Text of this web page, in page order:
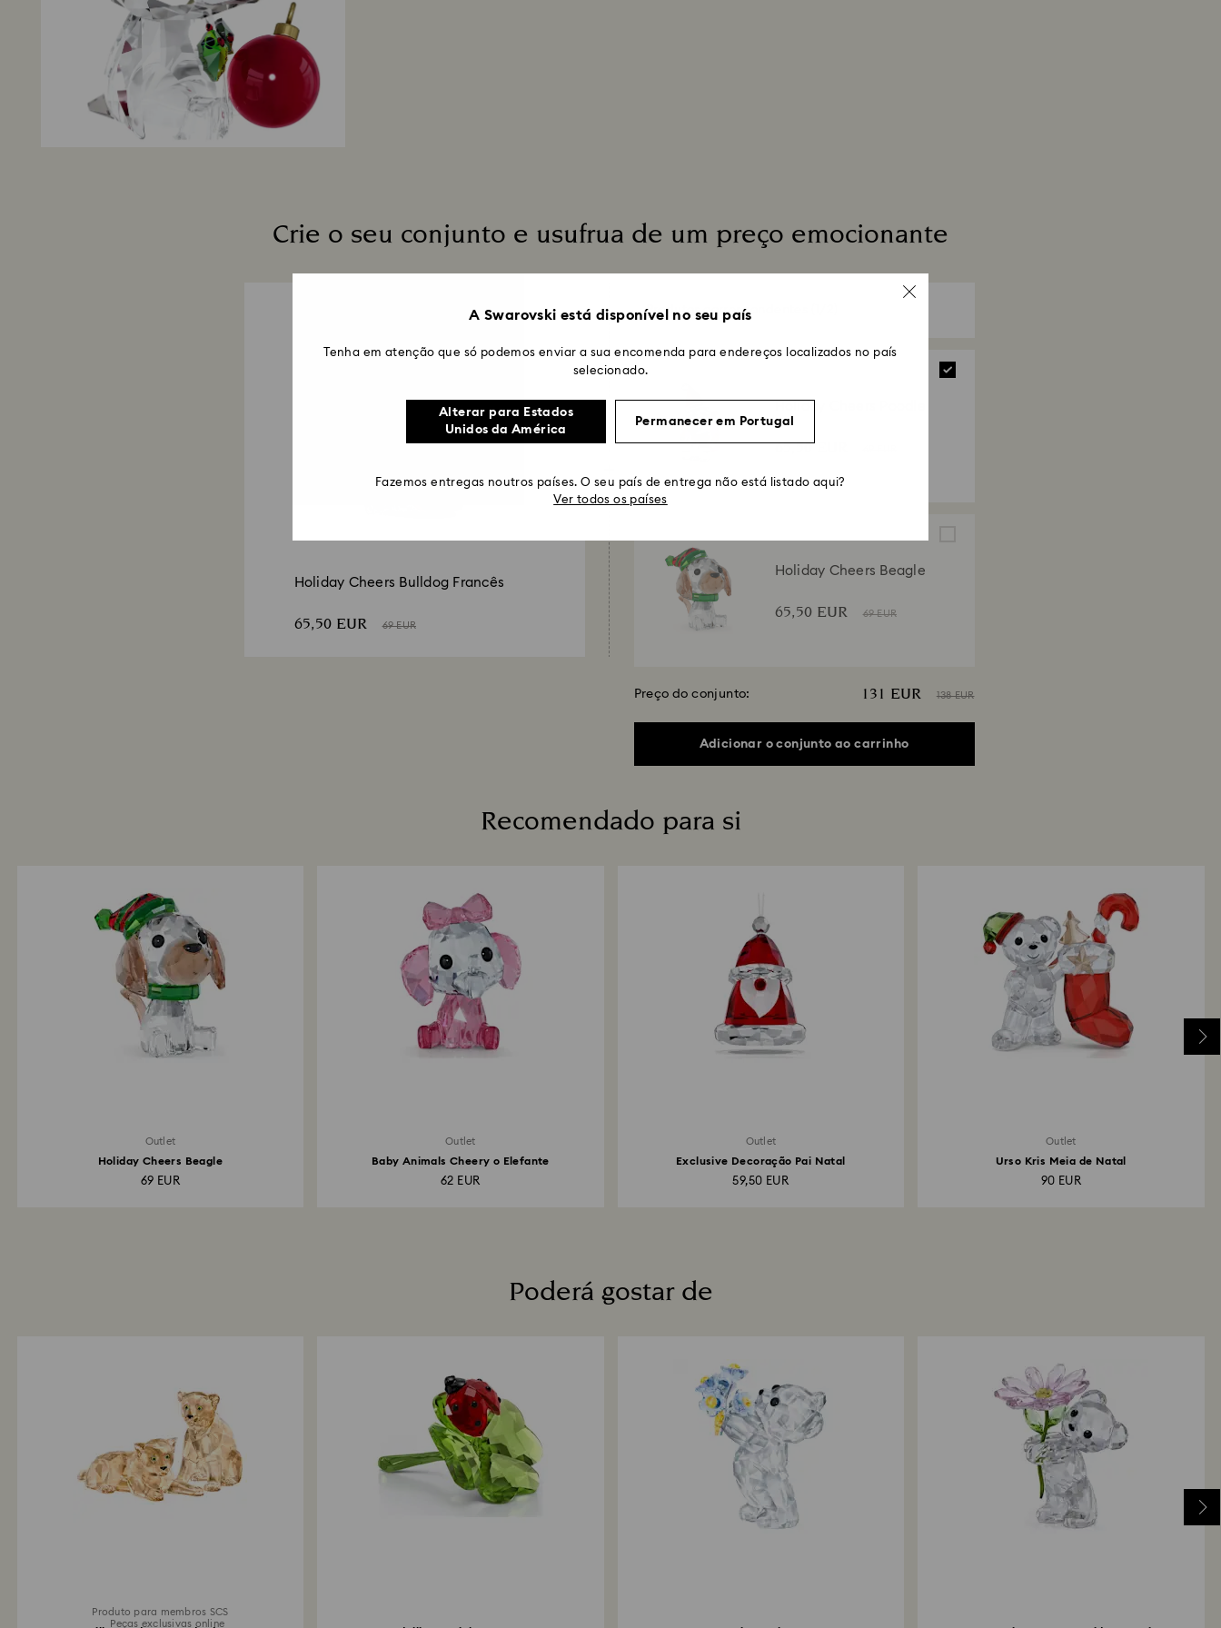
Crie o seu conjunto e usufrua de um preço emocionante
Holiday Cheers Bulldog Francês
65,50 EUR 69 EUR
Produtos correspondentes
65,50 EUR
Holiday Cheers Beagle
65,50 EUR 69 EUR
Preço do conjunto: 131 EUR 138 EUR
Adicionar o conjunto ao carrinho
Recomendado para si
Outlet
Holiday Cheers Beagle
69 EUR
Outlet
Baby Animals Cheery o Elefante
62 EUR
Outlet
Exclusive Decoração Pai Natal
59,50 EUR
Outlet
Urso Kris Meia de Natal
90 EUR
Poderá gostar de
Produto para membros SCS
Peças exclusivas online
A Swarovski está disponível no seu país
Tenha em atenção que só podemos enviar a sua encomenda para endereços localizados no país
selecionado.
Alterar para Estados
Unidos da América
Permanecer em Portugal
Fazemos entregas noutros países. O seu país de entrega não está listado aqui?
Ver todos os países